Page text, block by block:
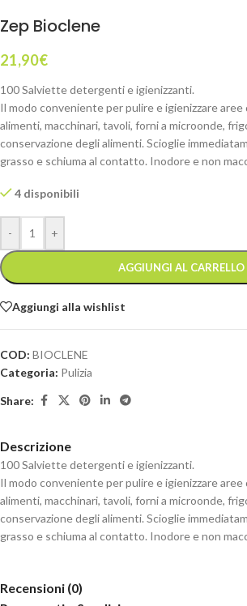
Zep Bioclene
21,90€
100 Salviette detergenti e igienizzanti.
Il modo conveniente per pulire e igienizzare aree
alimenti, macchinari, tavoli, forni a microonde,
conservazione degli alimenti. Scioglie
grasso e schiuma al contatto. Inodore e non
4 disponibili
- +
AGGIUNGI AL CARRELLO
Aggiungi alla wishlist
COD: BIOCLENE
Categoria: Pulizia
Share:
Descrizione
100 Salviette detergenti e igienizzanti.
Il modo conveniente per pulire e igienizzare aree
alimenti, macchinari, tavoli, forni a microonde,
conservazione degli alimenti. Scioglie
grasso e schiuma al contatto. Inodore e non
Recensioni (0)